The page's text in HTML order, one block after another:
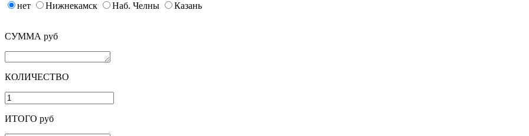
нет Нижнекамск Наб. Челны Казань
СУММА руб
КОЛИЧЕСТВО
ИТОГО руб